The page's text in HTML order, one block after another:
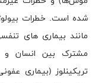
شده است. خطرات
مانند بیماری های
مشترک بین انسان و
تریکینلوز (بیماری